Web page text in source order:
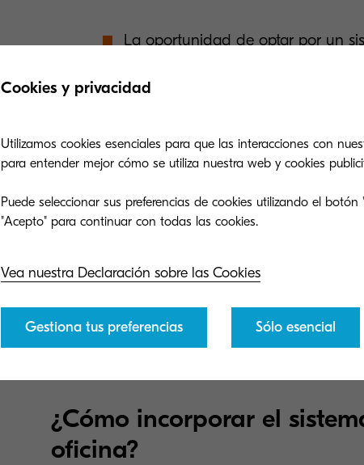
La oportunidad de optar por un
su huella de carbono.
eficiencia.
Mayor seguridad para
de quién los hace, la ubicación y
¿Cómo incorporar el
oficina?
Cookies y privacidad
Utilizamos cookies esenciales para que las interacciones con
para entender mejor cómo se utiliza nuestra web y cookies
Puede seleccionar sus preferencias de cookies utilizando el
"Acepto" para continuar con todas las cookies.
Vea nuestra Declaración sobre las Cookies
Gestiona tus preferencias Sólo esencial